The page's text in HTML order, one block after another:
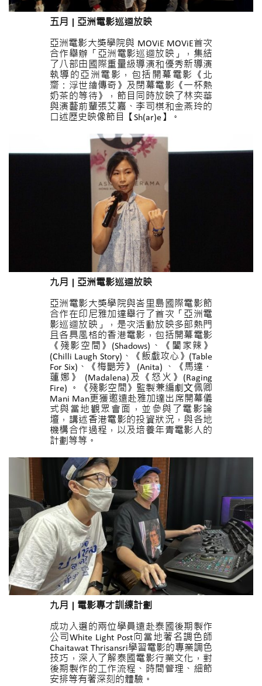
五月 | 亞洲電影巡迴放映
亞洲電影大獎學院與 MOViE MOViE首次
合作舉辦「亞洲電影巡迴放映」，集結
了八部由國際重量級導演和優秀新導演
執導的亞洲電影，包括開幕電影《北
齋：浮世繪傳奇》及閉幕電影《一杯熱
奶茶的等待》，節目同時放映了林奕華
與演藝前輩張艾嘉、李司棋和金燕玲的
口述歷史映像節目【Sh(ar)e】。
九月 亞洲電影巡迴放映
亞洲電影大獎學院與峇里島國際電影節
合作在印尼雅加達舉行了首次「亞洲電
影巡迴放映」，是次活動放映多部熱門
且各具風格的香港電影，包括開幕電影
《殘影空間》(Shadows)、《闔家辣》
(Chilli Laugh Story)、《飯戲攻心》(Table
For Six)、《梅艷芳》 (Anita) 、《馬達・
蓮娜》 (Madalena)及《怒火》(Raging
Fire) 。《殘影空間》監製兼編劇⽂佩卿
Mani Man更獲邀遠赴雅加達出席開幕儀
式與當地觀眾會面，並參與了電影論
壇，講述香港電影的投資狀況，與各地
機構合作過程，以及培養年青電影人的
計劃等等。
九月 電影專才訓練計劃
成功入選的兩位學員遠赴泰國後期製作
公司White Light Post向當地著名調色師
Chaitawat Thrisansri學習電影的專業調色
技巧，深入了解泰國電影行業文化，對
後期製作的工作流程、時間管理、細節
安排等有著深刻的體驗。